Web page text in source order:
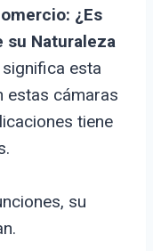
¿Es
su Naturaleza
esta
estas cámaras
tiene
su